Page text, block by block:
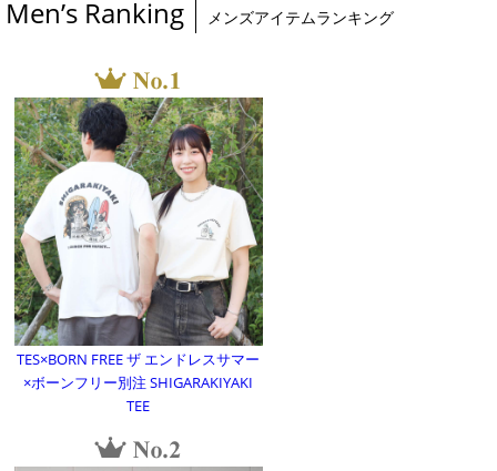
Men’s Ranking メンズアイテムランキング
TES×BORN FREE ザ エンドレスサマー
×ボーンフリー別注 SHIGARAKIYAKI
TEE